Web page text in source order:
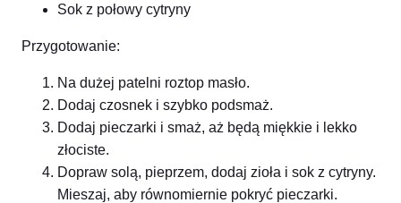
Sok z połowy cytryny
Przygotowanie:
Na dużej patelni roztop masło.
Dodaj czosnek i szybko podsmaż.
Dodaj pieczarki i smaż, aż będą miękkie i lekko
złociste.
Dopraw solą, pieprzem, dodaj zioła i sok z cytryny.
Mieszaj, aby równomiernie pokryć pieczarki.